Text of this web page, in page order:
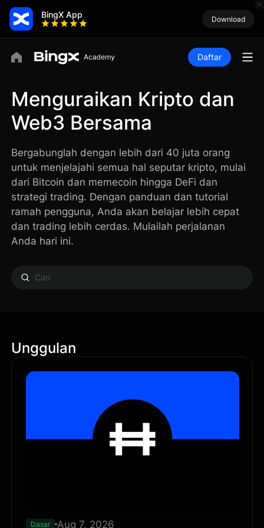
BingX App Download
Daftar
Menguraikan Kripto dan
Web3 Bersama
Bergabunglah dengan lebih dari 40 juta orang
untuk menjelajahi semua hal seputar kripto, mulai
dari Bitcoin dan memecoin hingga DeFi dan
strategi trading. Dengan panduan dan tutorial
ramah pengguna, Anda akan belajar lebih cepat
dan trading lebih cerdas. Mulailah perjalanan
Anda hari ini.
Unggulan
Dasar Aug 7, 2026